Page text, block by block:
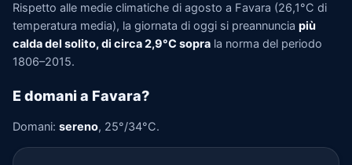
Rispetto alle medie climatiche di agosto a Favara (26,1°C di
temperatura media), la giornata di oggi si preannuncia più
calda del solito, di circa 2,9°C sopra la norma del periodo
1806–2015.
E domani a Favara?
Domani: sereno, 25°/34°C.